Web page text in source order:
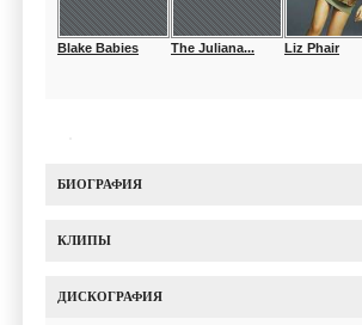
Blake Babies The Juliana... Liz Phair
БИОГРАФИЯ
КЛИПЫ
ДИСКОГРАФИЯ